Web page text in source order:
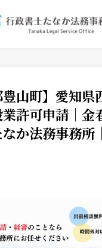
豊山町】愛知県
許可申請｜金
か法務事務所